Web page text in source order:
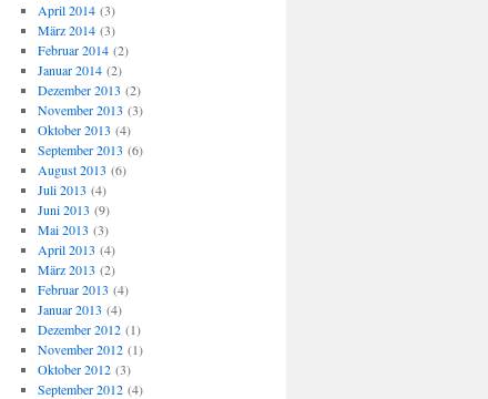
April 2014(3)
März 2014(3)
Februar 2014(2)
Januar 2014(2)
Dezember 2013 (2)
November 2013 (3)
Oktober 2013 (4)
September 2013 (6)
August 2013 (6)
Juli 2013 (4)
Juni 2013 (9)
Mai 2013 (3)
April 2013 (4)
März 2013 (2)
Februar 2013 (4)
Januar 2013 (4)
Dezember 2012(1)
November 2012(1)
Oktober 2012(3)
September 2012(4)